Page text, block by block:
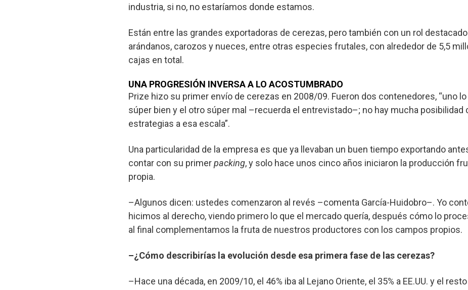
industria, si no, no estaríamos donde estamos.
Están entre las grandes exportadoras de cerezas, pero también con un rol
arándanos, carozos y nueces, entre otras especies frutales, con alrededor de 5,5
cajas en total.
UNA PROGRESIÓN INVERSA A LO ACOSTUMBRADO
Prize hizo su primer envío de cerezas en 2008/09. Fueron dos contenedores, “uno
súper bien y el otro súper mal –recuerda el entrevistado–; no hay mucha posibilidad
estrategias a esa escala”.
Una particularidad de la empresa es que ya llevaban un buen tiempo exportando
contar con su primerpacking, y solo hace unos cinco años iniciaron la producción
propia.
–Algunos dicen: ustedes comenzaron al revés –comenta García-Huidobro–. Yo
hicimos al derecho, viendo primero lo que el mercado quería, después cómo lo
al final complementamos la fruta de nuestros productores con los campos propios.
–¿Cómo describirías la evolución desde esa primera fase de las cerezas?
–Hace una década, en 2009/10, el 46% iba al Lejano Oriente, el 35% a EE.UU. y el